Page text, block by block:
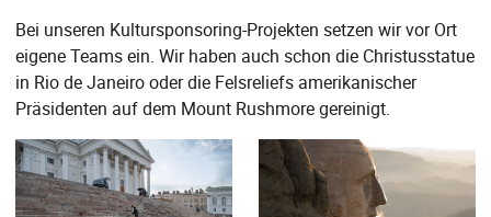
Bei unseren Kultursponsoring-Projekten setzen wir vor Ort
eigene Teams ein. Wir haben auch schon die Christusstatue
in Rio de Janeiro oder die Felsreliefs amerikanischer
Präsidenten auf dem Mount Rushmore gereinigt.